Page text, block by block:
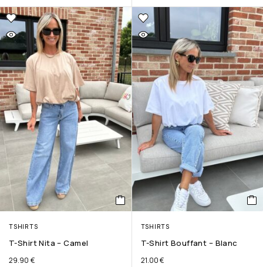
TSHIRTS
T-Shirt Nita – Camel
29.90 €
TSHIRTS
T-Shirt Bouffant – Blanc
21.00€